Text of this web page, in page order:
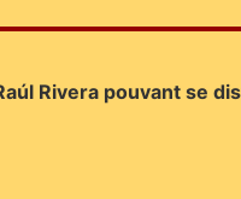
Rivera pouvant se